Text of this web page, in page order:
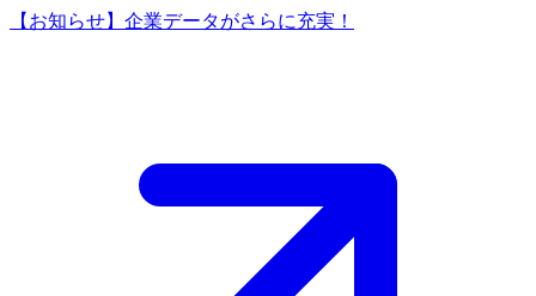
【お知らせ】企業データがさらに充実！